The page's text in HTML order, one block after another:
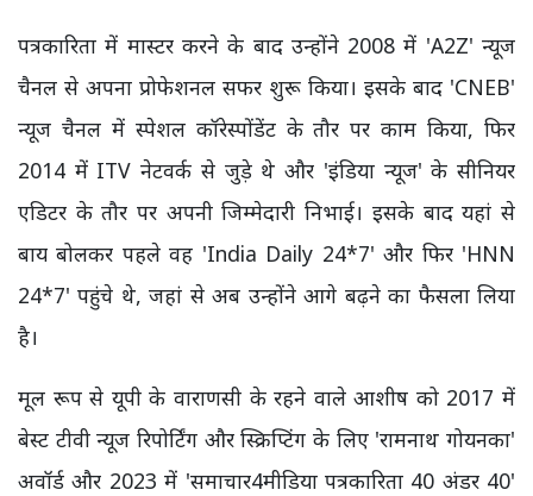
पत्रकारिता में मास्टर करने के बाद उन्होंने 2008 में 'A2Z' न्यूज
चैनल से अपना प्रोफेशनल सफर शुरू किया। इसके बाद 'CNEB'
न्यूज चैनल में स्पेशल कॉरेस्पोंडेंट के तौर पर काम किया, फिर
2014 में ITV नेटवर्क से जुड़े थे और 'इंडिया न्यूज' के सीनियर
एडिटर के तौर पर अपनी जिम्मेदारी निभाई। इसके बाद यहां से
बाय बोलकर पहले वह 'India Daily 24*7' और फिर 'HNN
24*7' पहुंचे थे, जहां से अब उन्होंने आगे बढ़ने का फैसला लिया
है।
मूल रूप से यूपी के वाराणसी के रहने वाले आशीष को 2017 में
बेस्ट टीवी न्यूज रिपोर्टिंग और स्क्रिप्टिंग के लिए 'रामनाथ गोयनका'
अवॉर्ड और 2023 में 'समाचार4मीडिया पत्रकारिता 40 अंडर 40'